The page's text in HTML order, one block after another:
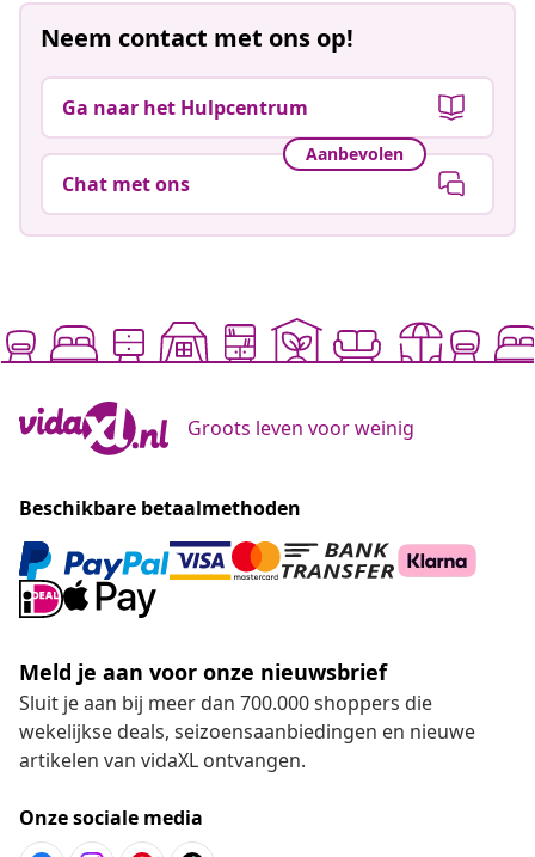
Neem contact met ons op!
Ga naar het Hulpcentrum
Aanbevolen
Chat met ons
Groots leven voor weinig
Beschikbare betaalmethoden
Meld je aan voor onze nieuwsbrief
Sluit je aan bij meer dan 700.000 shoppers die
wekelijkse deals, seizoensaanbiedingen en nieuwe
artikelen van vidaXL ontvangen.
Onze sociale media